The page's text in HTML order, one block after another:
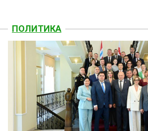
ПОЛИТИКА